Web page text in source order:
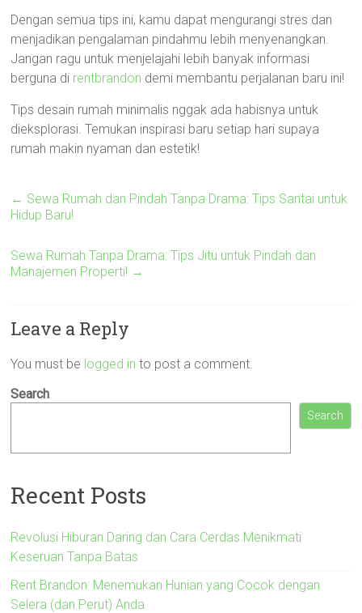
Dengan semua tips ini, kamu dapat mengurangi stres dan
menjadikan pengalaman pindahmu lebih menyenangkan.
Jangan ragu untuk menjelajahi lebih banyak informasi
berguna di rentbrandon demi membantu perjalanan baru ini!
Tips desain rumah minimalis nggak ada habisnya untuk
dieksplorasi. Temukan inspirasi baru setiap hari supaya
rumah makin nyaman dan estetik!
← Sewa Rumah dan Pindah Tanpa Drama: Tips Santai untuk
Hidup Baru!
Sewa Rumah Tanpa Drama: Tips Jitu untuk Pindah dan
Manajemen Properti! →
Leave a Reply
You must be logged in to post a comment.
Search
Search
Recent Posts
Revolusi Hiburan Daring dan Cara Cerdas Menikmati
Keseruan Tanpa Batas
Rent Brandon: Menemukan Hunian yang Cocok dengan
Selera (dan Perut) Anda